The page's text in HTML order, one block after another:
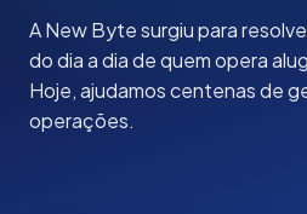
A New Byte surgiu para
do dia a dia de quem opera
Hoje, ajudamos centenas de
operações.